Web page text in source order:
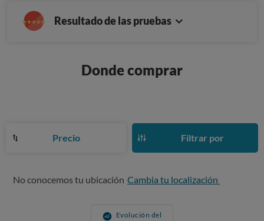
Resultado de las pruebas
Donde comprar
Precio Filtrar por
No conocemos tu ubicación Cambia tu localización
Evolución del